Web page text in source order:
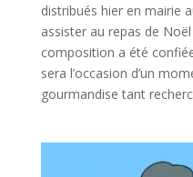
distribués hier en mairie
assister au repas de
composition a été
sera l’occasion d’un
gourmandise tant